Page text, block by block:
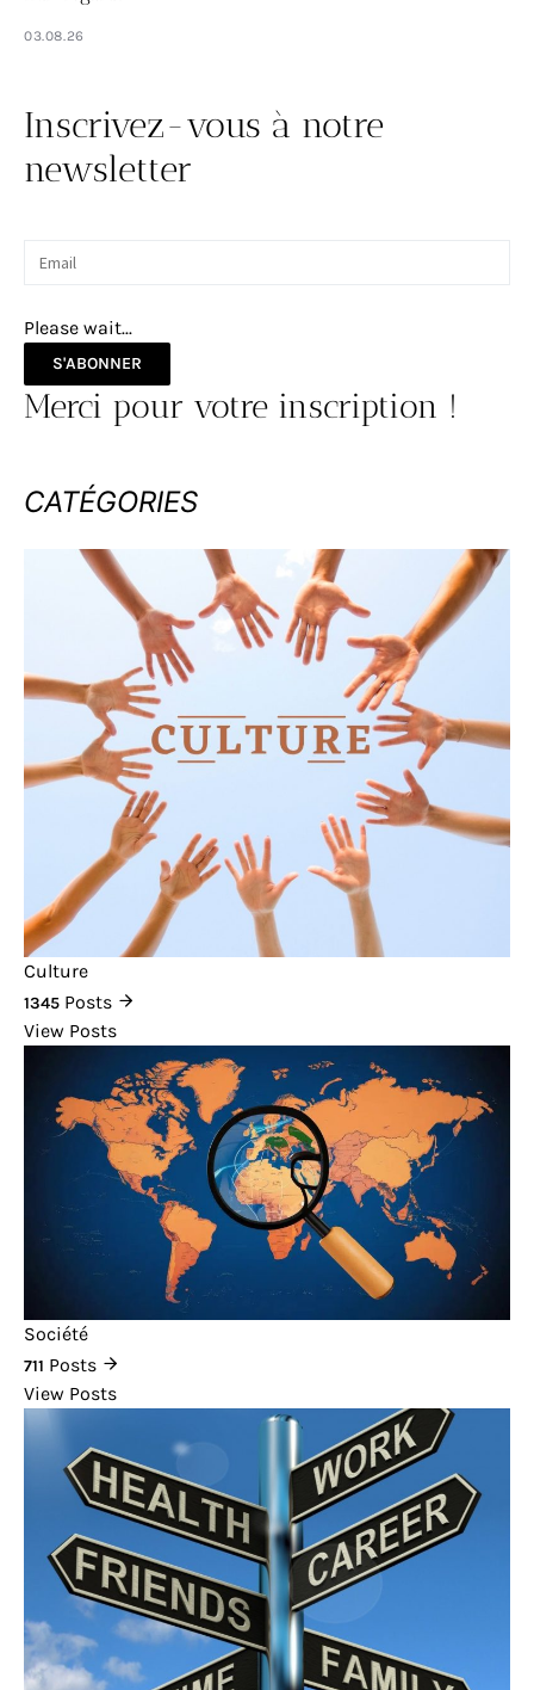
03.08.26
Inscrivez-vous à notre
newsletter
Please wait...
S'ABONNER
Merci pour votre inscription !
CATÉGORIES
Culture
1345 Posts
View Posts
Société
711 Posts
View Posts